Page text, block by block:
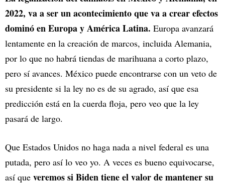
2022, va a ser un acontecimiento que va a crear efectos
dominó en Europa y América Latina. Europa avanzará
lentamente en la creación de marcos, incluida Alemania,
por lo que no habrá tiendas de marihuana a corto plazo,
pero sí avances. México puede encontrarse con un veto de
su presidente si la ley no es de su agrado, así que esa
predicción está en la cuerda floja, pero veo que la ley
pasará de largo.
Que Estados Unidos no haga nada a nivel federal es una
putada, pero así lo veo yo. A veces es bueno equivocarse,
así que veremos si Biden tiene el valor de mantener su